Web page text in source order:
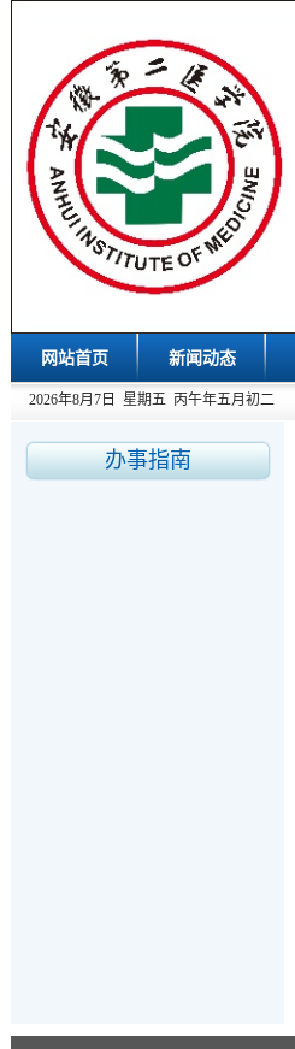
网站首页 新闻动态
2026年8月7日 星期五 丙午年五月初二
办事指南